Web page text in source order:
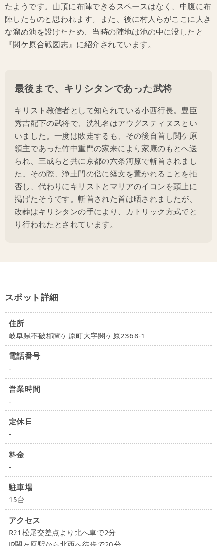
たようです。山頂に布陣できるスペースはなく、中腹に布
陣したものと思われます。また、後に村人らがここに大き
な溜め池を設けたため、当時の陣地は池の中に没したと
『関ケ原合戦図志』に紹介されています。
最後まで、キリシタンであった武将
キリスト教信者として知られている小西行長。豊臣
秀吉配下の武将で、洗礼名はアウグスティヌスとい
いました。一度は敗走するも、その後自首し関ケ原
領主であった竹中重門の家来により家康のもとへ送
られ、三成らと共に京都の六条河原で斬首されまし
た。その際、浄土門の僧に経文を置かれることを拒
否し、代わりにキリストとマリアのイコンを頭上に
掲げたそうです。斬首された首は晒されましたが、
改葬はキリシタンの手により、カトリック方式でと
り行われたとされています。
スポット詳細
住所
岐阜県不破郡関ケ原町大字関ケ原2368-1
電話番号
-
営業時間
-
定休日
-
料金
-
駐車場
15台
アクセス
R21松尾交差点より北へ車で2分
JR関ヶ原駅から北西へ徒歩で20分